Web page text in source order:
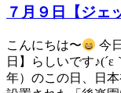
７月９日【ジェ
こんにちは〜
今
日】らしいです
年）のこの日、日